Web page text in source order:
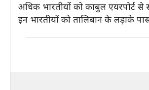
अधिक भारतीयों को काबुल एयरपोर्ट से
इन भारतीयों को तालिबान के लड़ाके